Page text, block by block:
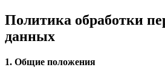
Политика обработки
данных
1. Общие положения